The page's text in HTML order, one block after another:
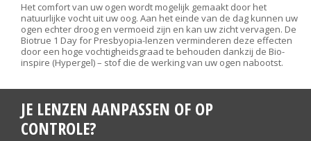
Het comfort van uw ogen wordt mogelijk gemaakt door het
natuurlijke vocht uit uw oog. Aan het einde van de dag kunnen uw
ogen echter droog en vermoeid zijn en kan uw zicht vervagen. De
Biotrue 1 Day for Presbyopia-lenzen verminderen deze effecten
door een hoge vochtigheidsgraad te behouden dankzij de Bio-
inspire (Hypergel) – stof die de werking van uw ogen nabootst.
JE LENZEN AANPASSEN OF OP
CONTROLE?